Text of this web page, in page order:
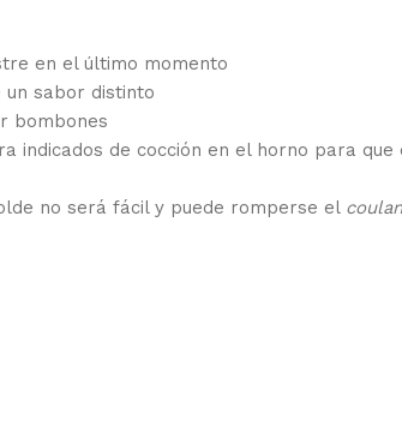
en el último momento
sabor distinto
bombones
indicados de cocción en el horno para que
no será fácil y puede romperse el